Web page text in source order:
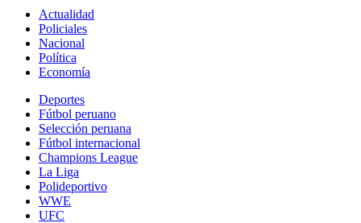
Actualidad
Policiales
Nacional
Política
Economía
Deportes
Fútbol peruano
Selección peruana
Fútbol internacional
Champions League
La Liga
Polideportivo
WWE
UFC